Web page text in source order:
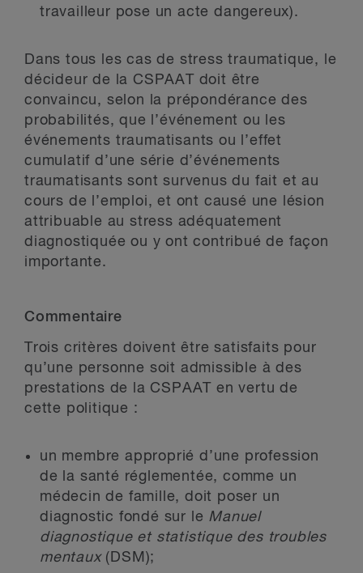
travailleur pose un acte dangereux).
Dans tous les cas de stress traumatique, le
décideur de la CSPAAT doit être
convaincu, selon la prépondérance des
probabilités, que l’événement ou les
événements traumatisants ou l’effet
cumulatif d’une série d’événements
traumatisants sont survenus du fait et au
cours de l’emploi, et ont causé une lésion
attribuable au stress adéquatement
diagnostiquée ou y ont contribué de façon
importante.
Commentaire
Trois critères doivent être satisfaits pour
qu’une personne soit admissible à des
prestations de la CSPAAT en vertu de
cette politique :
un membre approprié d’une profession
de la santé réglementée, comme un
médecin de famille, doit poser un
diagnostic fondé sur le Manuel
diagnostique et statistique des troubles
mentaux(DSM);